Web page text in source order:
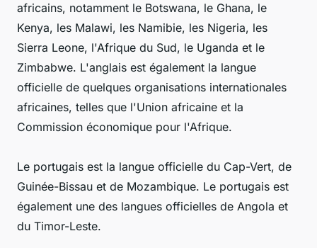
africains, notamment le Botswana, le Ghana, le
Kenya, les Malawi, les Namibie, les Nigeria, les
Sierra Leone, l'Afrique du Sud, le Uganda et le
Zimbabwe. L'anglais est également la langue
officielle de quelques organisations internationales
africaines, telles que l'Union africaine et la
Commission économique pour l'Afrique.
Le portugais est la langue officielle du Cap-Vert, de
Guinée-Bissau et de Mozambique. Le portugais est
également une des langues officielles de Angola et
du Timor-Leste.